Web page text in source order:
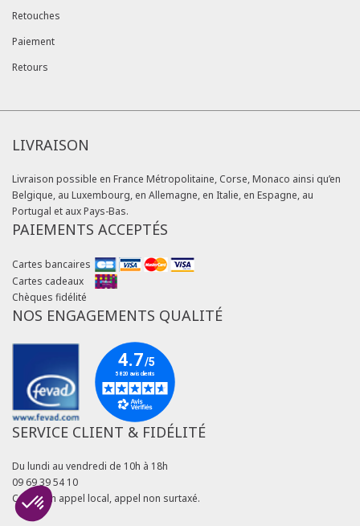
Retouches
Paiement
Retours
LIVRAISON
Livraison possible en France Métropolitaine, Corse, Monaco ainsi qu’en
Belgique, au Luxembourg, en Allemagne, en Italie, en Espagne, au
Portugal et aux Pays-Bas.
PAIEMENTS ACCEPTÉS
Cartes bancaires
Cartes cadeaux
Chèques fidélité
NOS ENGAGEMENTS QUALITÉ
SERVICE CLIENT & FIDÉLITÉ
Du lundi au vendredi de 10h à 18h
09 69 39 54 10
Coût d'un appel local, appel non surtaxé.